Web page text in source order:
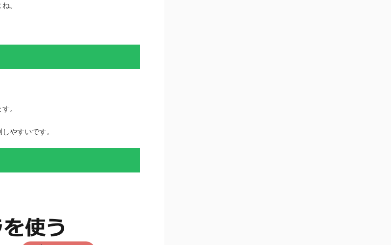
。
。
やすいです。